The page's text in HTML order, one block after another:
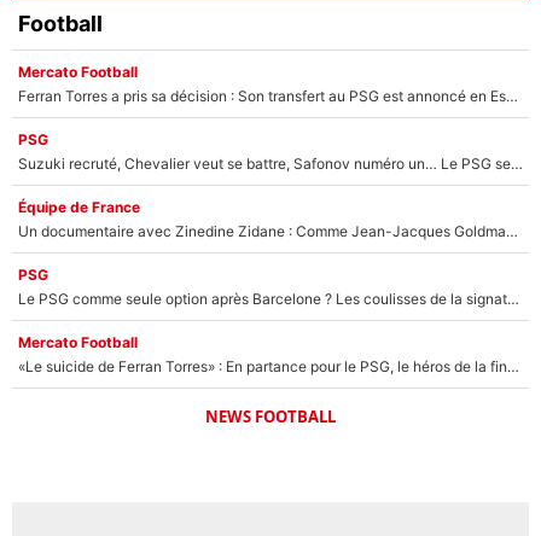
Football
Mercato Football
Ferran Torres a pris sa décision : Son transfert au PSG est annoncé en Espagne !
PSG
Suzuki recruté, Chevalier veut se battre, Safonov numéro un… Le PSG se lance encore dans un gros chantier pour le poste de gardien de but
Équipe de France
Un documentaire avec Zinedine Zidane : Comme Jean-Jacques Goldman et Mylène Farmer, le nouveau sélectionneur de l'équipe de France a recalé une journaliste très connue
PSG
Le PSG comme seule option après Barcelone ? Les coulisses de la signature historique de Lionel Messi sont révélées au grand jour !
Mercato Football
«Le suicide de Ferran Torres» : En partance pour le PSG, le héros de la finale de la Coupe du monde s'attire les foudres de la presse espagnole !
NEWS FOOTBALL